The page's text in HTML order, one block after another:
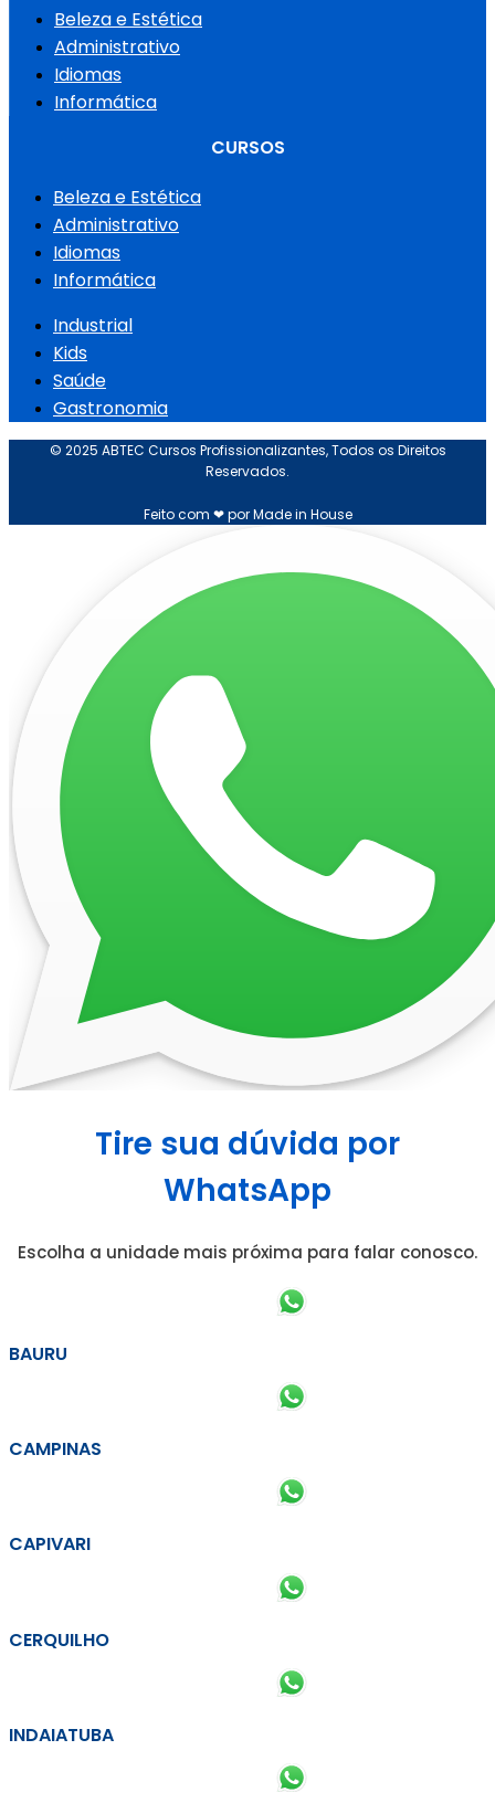
Beleza e Estética
Administrativo
Idiomas
Informática
CURSOS
Beleza e Estética
Administrativo
Idiomas
Informática
Industrial
Kids
Saúde
Gastronomia
© 2025 ABTEC Cursos Profissionalizantes, Todos os Direitos
Reservados.
Feito com ❤ por Made in House
Tire sua dúvida por
WhatsApp
Escolha a unidade mais próxima para falar conosco.
BAURU
CAMPINAS
CAPIVARI
CERQUILHO
INDAIATUBA